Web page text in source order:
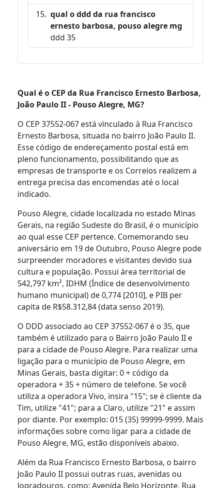
qual o ddd da rua francisco
ernesto barbosa, pouso alegre mg
ddd 35
Qual é o CEP da Rua Francisco Ernesto Barbosa,
João Paulo II - Pouso Alegre, MG?
O CEP 37552-067 está vinculado à Rua Francisco
Ernesto Barbosa, situada no bairro João Paulo II.
Esse código de endereçamento postal está em
pleno funcionamento, possibilitando que as
empresas de transporte e os Correios realizem a
entrega precisa das encomendas até o local
indicado.
Pouso Alegre, cidade localizada no estado Minas
Gerais, na região Sudeste do Brasil, é o município
ao qual esse CEP pertence. Comemorando seu
aniversário em 19 de Outubro, Pouso Alegre pode
surpreender moradores e visitantes devido sua
cultura e população. Possui área territorial de
542,797 km², IDHM (Índice de desenvolvimento
humano municipal) de 0,774 [2010], e PIB per
capita de R$58.312,84 (data senso 2019).
O DDD associado ao CEP 37552-067 é o 35, que
também é utilizado para o Bairro João Paulo II e
para a cidade de Pouso Alegre. Para realizar uma
ligação para o município de Pouso Alegre, em
Minas Gerais, basta digitar: 0 + código da
operadora + 35 + número de telefone. Se você
utiliza a operadora Vivo, insira "15"; se é cliente da
Tim, utilize "41"; para a Claro, utilize "21" e assim
por diante. Por exemplo: 015 (35) 99999-9999. Mais
informações sobre como ligar para a cidade de
Pouso Alegre, MG, estão disponíveis abaixo.
Além da Rua Francisco Ernesto Barbosa, o bairro
João Paulo II possui outras ruas, avenidas ou
logradouros, como: Avenida Belo Horizonte, Rua